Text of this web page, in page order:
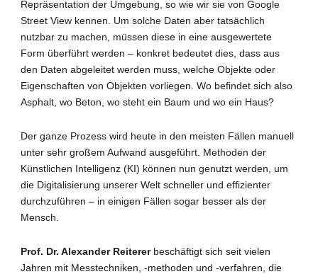
Repräsentation der Umgebung, so wie wir sie von Google
Street View kennen. Um solche Daten aber tatsächlich
nutzbar zu machen, müssen diese in eine ausgewertete
Form überführt werden – konkret bedeutet dies, dass aus
den Daten abgeleitet werden muss, welche Objekte oder
Eigenschaften von Objekten vorliegen. Wo befindet sich also
Asphalt, wo Beton, wo steht ein Baum und wo ein Haus?
Der ganze Prozess wird heute in den meisten Fällen manuell
unter sehr großem Aufwand ausgeführt. Methoden der
Künstlichen Intelligenz (KI) können nun genutzt werden, um
die Digitalisierung unserer Welt schneller und effizienter
durchzuführen – in einigen Fällen sogar besser als der
Mensch.
Prof. Dr. Alexander Reitererbeschäftigt sich seit vielen
Jahren mit Messtechniken, -methoden und -verfahren, die